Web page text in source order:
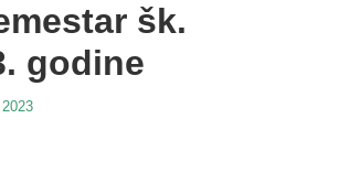
šk.
godine